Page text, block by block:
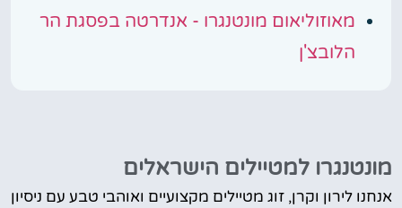
מאוזוליאום מונטנגרו - אנדרטה בפסגת הר
הלובצ'ן
מונטנגרו למטיילים הישראלים
אנחנו לירון וקרן, זוג מטיילים מקצועיים ואוהבי טבע עם ניסיון